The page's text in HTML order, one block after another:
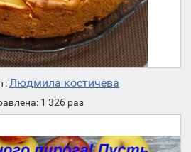
Людмила костичева
1 326 раз